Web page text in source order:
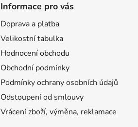
Informace pro vás
Doprava a platba
Velikostní tabulka
Hodnocení obchodu
Obchodní podmínky
Podmínky ochrany osobních údajů
Odstoupení od smlouvy
Vrácení zboží, výměna, reklamace